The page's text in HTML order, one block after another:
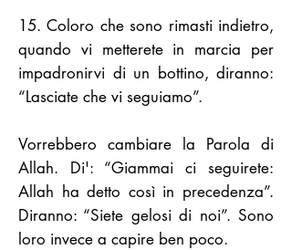
15. Coloro che sono rimasti indietro,
quando vi metterete in marcia per
impadronirvi di un bottino, diranno:
“Lasciate che vi seguiamo”.
Vorrebbero cambiare la Parola di
Allah. Di': “Giammai ci seguirete:
Allah ha detto così in precedenza”.
Diranno: “Siete gelosi di noi”. Sono
loro invece a capire ben poco.